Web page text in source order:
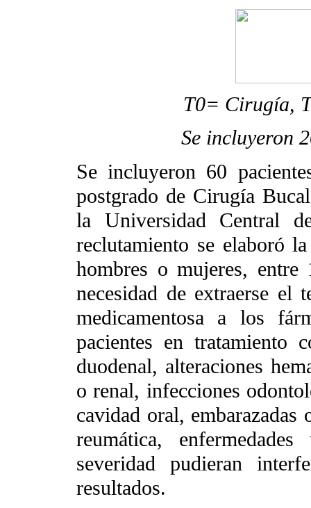
T0= Cirugía,
Se incluyeron
Se incluyeron 60
postgrado de Cirugía
la Universidad Central
reclutamiento se elaboró
hombres o mujeres,
necesidad de extraerse el
medicamentosa a los
pacientes en tratamiento
duodenal, alteraciones
o renal, infecciones
cavidad oral,
reumática,
severidad pudieran
resultados.